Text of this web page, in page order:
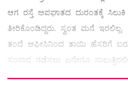
ಆಗ ರಸ್ತೆ ಅಪಘಾತದ ದುರಂತಕ್ಕೆ
ತೀರಿಕೊಂಡಿದ್ದರು. ಸ್ವಂತ ಮನೆ
ತಂದೆ ಆಫೀಸಿನಿಂದ ತಾಯಿ ಹೆಸರಿಗೆ
ಸಂಸಾರ ನಡೆಸಲು ಏನೇನೂ